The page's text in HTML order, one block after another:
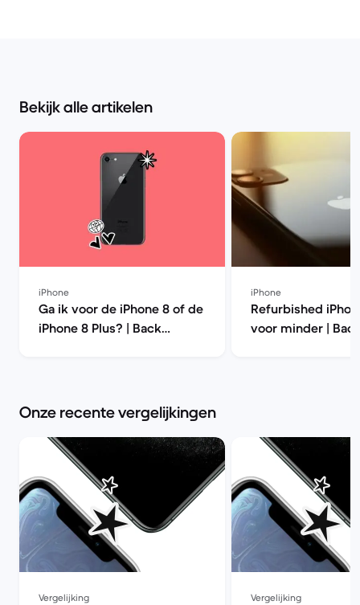
Bekijk alle artikelen
iPhone
Ga ik voor de iPhone 8 of de
iPhone 8 Plus? | Back
iPhone
Refurbished
voor minder |
Onze recente vergelijkingen
Vergelijking Vergelijking